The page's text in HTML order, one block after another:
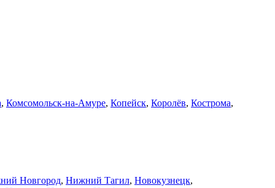
, Комсомольск-на-Амуре, Копейск, Королёв, Кострома,
Новгород, Нижний Тагил, Новокузнецк,